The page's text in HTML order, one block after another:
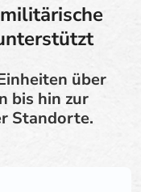
über
bis hin zur
Standorte.